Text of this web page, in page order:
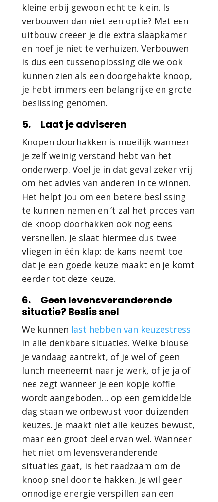
kleine erbij gewoon echt te klein. Is
verbouwen dan niet een optie? Met een
uitbouw creëer je die extra slaapkamer
en hoef je niet te verhuizen. Verbouwen
is dus een tussenoplossing die we ook
kunnen zien als een doorgehakte knoop,
je hebt immers een belangrijke en grote
beslissing genomen.
5. Laat je adviseren
Knopen doorhakken is moeilijk wanneer
je zelf weinig verstand hebt van het
onderwerp. Voel je in dat geval zeker vrij
om het advies van anderen in te winnen.
Het helpt jou om een betere beslissing
te kunnen nemen en ’t zal het proces van
de knoop doorhakken ook nog eens
versnellen. Je slaat hiermee dus twee
vliegen in één klap: de kans neemt toe
dat je een goede keuze maakt en je komt
eerder tot deze keuze.
6. Geen levensveranderende
situatie? Beslis snel
We kunnen last hebben van keuzestress
in alle denkbare situaties. Welke blouse
je vandaag aantrekt, of je wel of geen
lunch meeneemt naar je werk, of je ja of
nee zegt wanneer je een kopje koffie
wordt aangeboden… op een gemiddelde
dag staan we onbewust voor duizenden
keuzes. Je maakt niet alle keuzes bewust,
maar een groot deel ervan wel. Wanneer
het niet om levensveranderende
situaties gaat, is het raadzaam om de
knoop snel door te hakken. Je wil geen
onnodige energie verspillen aan een